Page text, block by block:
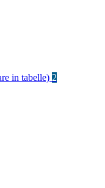
in tabelle) 2